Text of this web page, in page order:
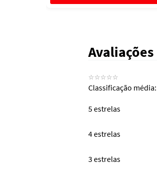
Avaliações
☆☆☆☆☆
Classificação
5 estrelas
4 estrelas
3 estrelas